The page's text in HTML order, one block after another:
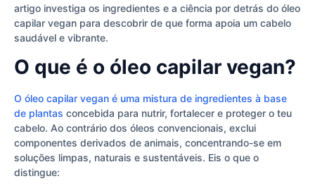
artigo investiga os ingredientes e a ciência por detrás do óleo
capilar vegan para descobrir de que forma apoia um cabelo
saudável e vibrante.
O que é o óleo capilar vegan?
O óleo capilar vegan é uma mistura de ingredientes à base
de plantas concebida para nutrir, fortalecer e proteger o teu
cabelo. Ao contrário dos óleos convencionais, exclui
componentes derivados de animais, concentrando-se em
soluções limpas, naturais e sustentáveis. Eis o que o
distingue: